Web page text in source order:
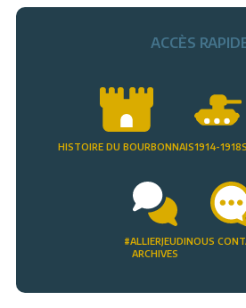
ACCÈS
HISTOIRE DU BOURBONNAIS1914-1918
#ALLIERJEUDI
ARCHIVES
NOUS